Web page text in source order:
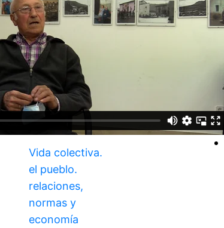
Vida colectiva.
el pueblo.
relaciones,
normas y
economía